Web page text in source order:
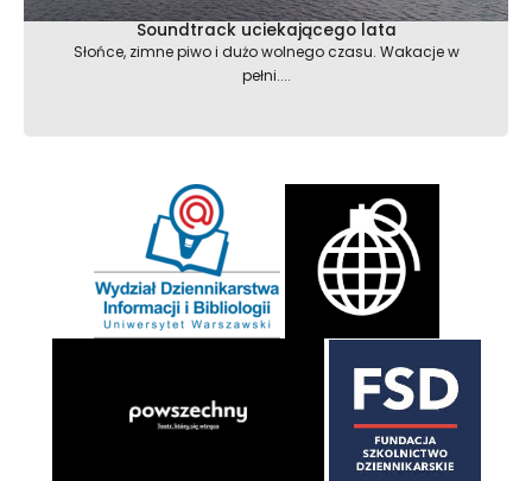
Soundtrack uciekającego lata
Słońce, zimne piwo i dużo wolnego czasu. Wakacje w
pełni....